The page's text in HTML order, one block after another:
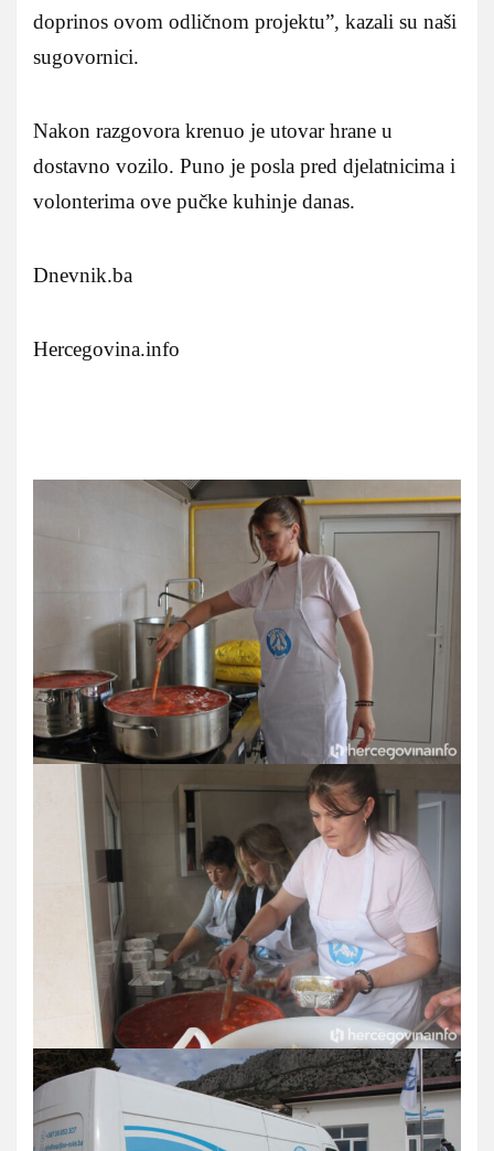
doprinos ovom odličnom projektu”, kazali su naši
sugovornici.
Nakon razgovora krenuo je utovar hrane u
dostavno vozilo. Puno je posla pred djelatnicima i
volonterima ove pučke kuhinje danas.
Dnevnik.ba
Hercegovina.info